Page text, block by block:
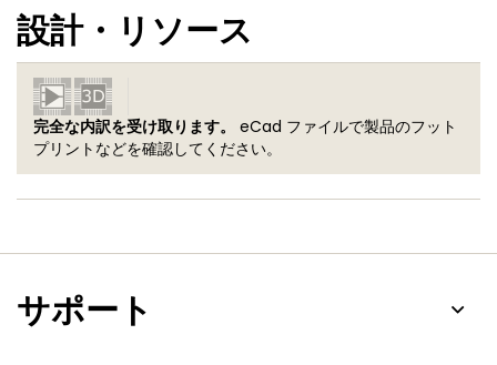
設計・リソース
完全な内訳を受け取ります。
eCad ファイルで製品のフット
プリントなどを確認してください。
サポート